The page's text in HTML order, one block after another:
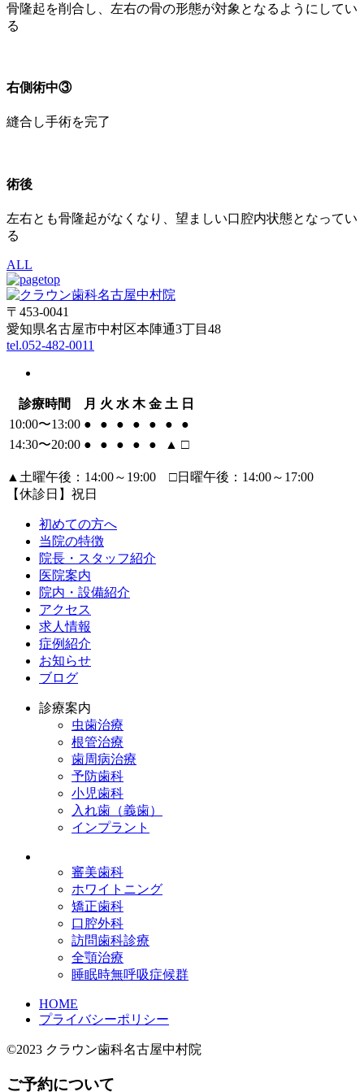
骨隆起を削合し、左右の骨の形態が対象となるようにしてい
る
右側術中③
縫合し手術を完了
術後
左右とも骨隆起がなくなり、望ましい口腔内状態となってい
る
ALL
〒453-0041
愛知県名古屋市中村区本陣通3丁目48
tel.052-482-0011
診療時間 月 火 水 木 金 土 日
10:00〜13:00 ● ● ● ● ● ●
●
14:30〜20:00 ● ● ● ● ● ▲ □
▲土曜午後：14:00～19:00 □日曜午後：14:00～17:00
【休診日】祝日
初めての方へ
当院の特徴
院長・スタッフ紹介
医院案内
院内・設備紹介
アクセス
求人情報
症例紹介
お知らせ
ブログ
診療案内
虫歯治療
根管治療
歯周病治療
予防歯科
小児歯科
入れ歯（義歯）
インプラント
審美歯科
ホワイトニング
矯正歯科
口腔外科
訪問歯科診療
全顎治療
睡眠時無呼吸症候群
HOME
プライバシーポリシー
©2023 クラウン歯科名古屋中村院
ご予約について